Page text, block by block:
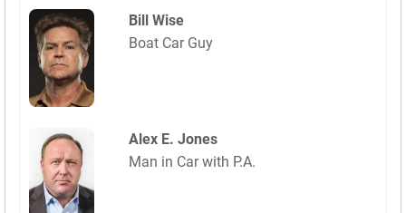
Bill Wise
Boat Car Guy
Alex E. Jones
Man in Car with P.A.